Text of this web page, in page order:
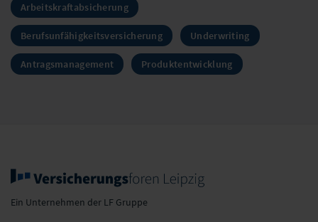
Arbeitskraftabsicherung
Berufsunfähigkeitsversicherung Underwriting
Antragsmanagement Produktentwicklung
Ein Unternehmen der LF Gruppe